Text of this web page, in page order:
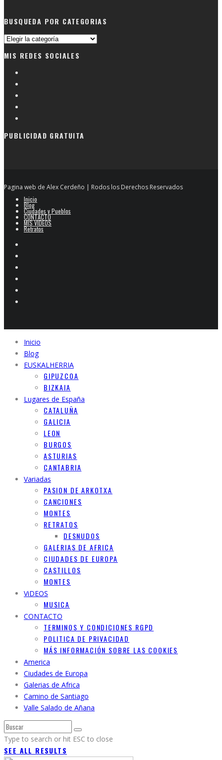
BUSQUEDA POR CATEGORIAS
Busqueda
categorias
MIS REDES SOCIALES
PUBLICIDAD GRATUITA
Pagina web de Alex Cerdeño | Rodos los Derechos Reservados
Inicio
Blog
Ciudades y Pueblos
CONTACTO
MIS VIDEOS
Retratos
Inicio
Blog
EUSKALHERRIA
GIPUZCOA
BIZKAIA
Lugares de España
CATALUÑA
GALICIA
LEON
BURGOS
ASTURIAS
CANTABRIA
Variadas
PASION DE ARKOTXA
CANCIONES
MONTES
RETRATOS
DESNUDOS
GALERIAS DE AFRICA
CIUDADES DE EUROPA
CASTILLOS
MONTES
ViDEOS
MUSICA
CONTACTO
TERMINOS Y CONDICIONES RGPD
POLITICA DE PRIVACIDAD
MÁS INFORMACIÓN SOBRE LAS COOKIES
America
Ciudades de Europa
Galerias de Africa
Camino de Santiago
Valle Salado de Añana
Type to search or hit ESC to close
SEE ALL RESULTS